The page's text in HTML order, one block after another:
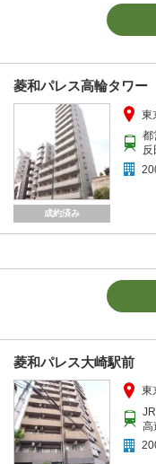
菱和パレス高輪タワー
成約済み
東
都
菱和パレス大崎駅前
東
高